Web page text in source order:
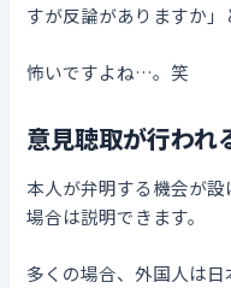
すが反論がありますか」
怖いですよね…。笑
意見聴取が行われ
本人が弁明する機会が
場合は説明できます。
多くの場合、外国人は